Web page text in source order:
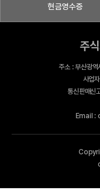
현금영수증
주
주소 : 부산광
사업
통신판매
Email :